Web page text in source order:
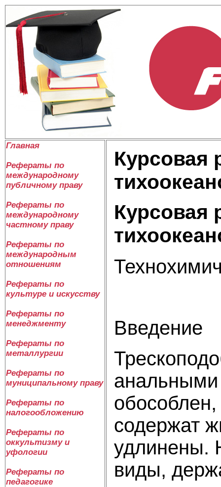
Главная
Рефераты по
международному
публичному праву
Рефераты по
международному
частному праву
Рефераты по
международным
отношениям
Рефераты по
культуре и искусству
Рефераты по
менеджменту
Рефераты по
металлургии
Рефераты по
муниципальному праву
Рефераты по
налогообложению
Рефераты по
оккультизму и
уфологии
Рефераты по
педагогике
Курсовая
Курсовая
Введение
анальными
содержат
удлинены.
виды,